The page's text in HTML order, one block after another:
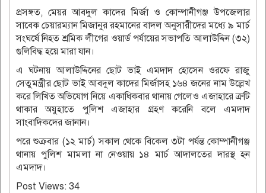
প্রসঙ্গত, মেয়র আবদুল কাদের মির্জা ও কোম্পানীগঞ্জ উপজেলার
সাবেক চেয়ারম্যান মিজানুর রহমানের বাদল অনুসারীদের মধ্যে ৯ মার্চ
সংঘর্ষে নিহত শ্রমিক লীগের ওয়ার্ড পর্যায়ের সভাপতি আলাউদ্দিন (৩২)
গুলিবিদ্ধ হয়ে মারা যান।
এ ঘটনায় আলাউদ্দিনের ছোট ভাই এমদাদ হোসেন ওরফে রাজু
সেতুমন্ত্রীর ছোট ভাই আবদুল কাদের মির্জাসহ ১৬৪ জনের নাম উল্লেখ
করে লিখিত অভিযোগ নিয়ে একাধিকবার থানায় গেলেও এজাহারে ত্রুটি
থাকার অযুহাতে পুলিশ এজাহার গ্রহণ করেনি বলে এমদাদ
সাংবাদিকদের জানান।
পরে শুক্রবার (১২ মার্চ) সকাল থেকে বিকেল ৩টা পর্যন্ত কোম্পানীগঞ্জ
থানায় পুলিশ মামলা না নেওয়ায় ১৪ মার্চ আদালতের দারস্থ হন
এমদাদ।
Post Views: 34